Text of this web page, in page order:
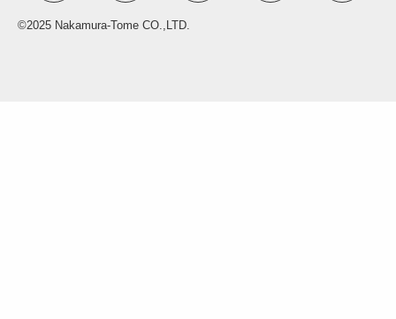
©2025 Nakamura-Tome CO.,LTD.